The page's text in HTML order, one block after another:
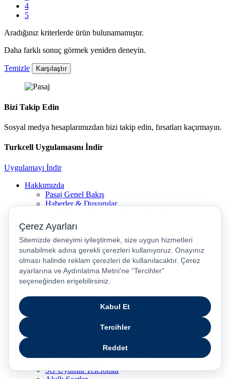
4
5
Aradığınız kriterlerde ürün bulunamamıştır.
Daha farklı sonuç görmek yeniden deneyin.
Temizle Karşılaştır
Bizi Takip Edin
Sosyal medya hesaplarımızdan bizi takip edin, fırsatları kaçırmayın.
Turkcell Uygulamasını İndir
Uygulamayı İndir
Hakkımızda
Pasaj Genel Bakış
Haberler & Duyurular
Kariyer
Gizlilik ve Güvenlik
Pasaj İletişim
Pasaj Blog
Pasaj Gaming
Turkcell Blog
Akıllı Ev
5G
Numara Taşıma & Hat Taşıma
Popüler Kategoriler
İkinci El / Yenilenmiş Telefonlar
Yenilenmiş iPhone
5G Uyumlu Telefonlar